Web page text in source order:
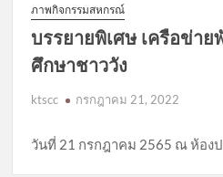
ภาพกิจกรรมสหกรณ์
บรรยายพิเศษ เครือข่า
ศึกษาชาววัง
ktscc กรกฎาคม 21, 2022
วันที่ 21 กรกฎาคม 2565 ณ ห้อง